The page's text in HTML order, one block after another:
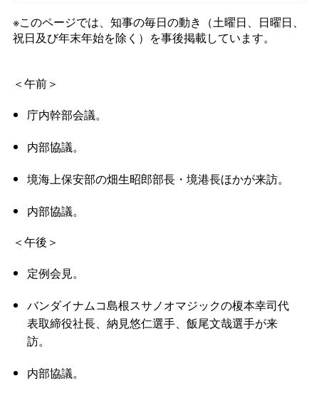
※このページでは、知事の毎日の動き（土曜日、日曜日、
祝日及び年末年始を除く）を事後掲載しています。
＜午前＞
庁内幹部会議。
内部協議。
境海上保安部の畑生昭郎部長・境港長ほかが来訪。
内部協議。
＜午後＞
定例会見。
バンダイナムコ島根スサノオマジックの榎本幸司代
表取締役社長、納見悠仁選手、飯尾文哉選手が来
訪。
内部協議。